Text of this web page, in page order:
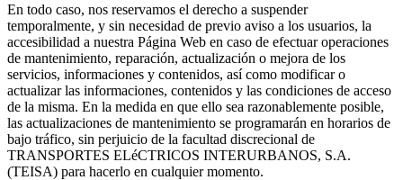
En todo caso, nos reservamos el derecho a suspender
temporalmente, y sin necesidad de previo aviso a los usuarios, la
accesibilidad a nuestra Página Web en caso de efectuar operaciones
de mantenimiento, reparación, actualización o mejora de los
servicios, informaciones y contenidos, así como modificar o
actualizar las informaciones, contenidos y las condiciones de acceso
de la misma. En la medida en que ello sea razonablemente posible,
las actualizaciones de mantenimiento se programarán en horarios de
bajo tráfico, sin perjuicio de la facultad discrecional de
TRANSPORTES ELéCTRICOS INTERURBANOS, S.A.
(TEISA) para hacerlo en cualquier momento.